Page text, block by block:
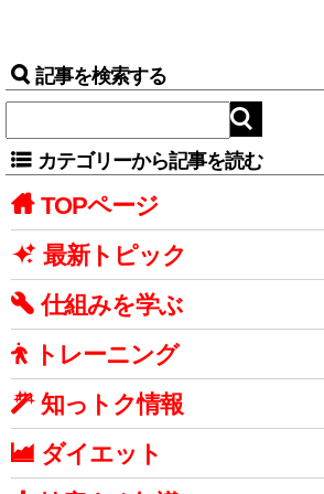
記事を検索する
カテゴリーから記事を読む
TOPページ
最新トピック
仕組みを学ぶ
トレーニング
知っトク情報
ダイエット